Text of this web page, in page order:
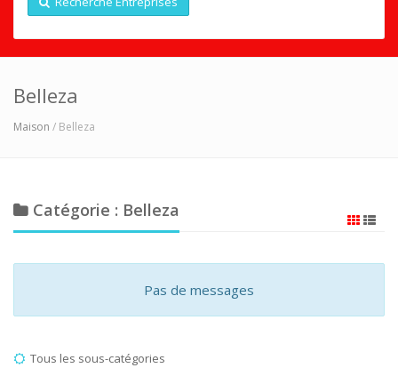
Belleza
Maison / Belleza
Catégorie : Belleza
Pas de messages
Tous les sous-catégories